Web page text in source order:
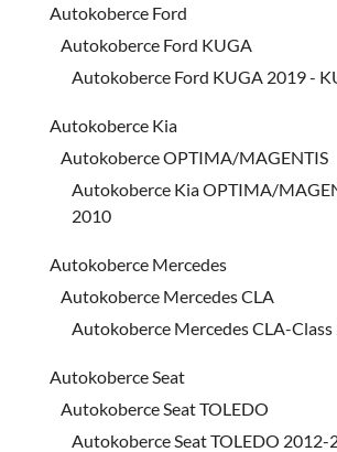
Autokoberce Ford
Autokoberce Ford KUGA
Autokoberce Ford KUGA 2019 -
Autokoberce Kia
Autokoberce OPTIMA/MAGENTIS
Autokoberce Kia OPTIMA/
2010
Autokoberce Mercedes
Autokoberce Mercedes CLA
Autokoberce Mercedes CLA-
Autokoberce Seat
Autokoberce Seat TOLEDO
Autokoberce Seat TOLEDO 2012-